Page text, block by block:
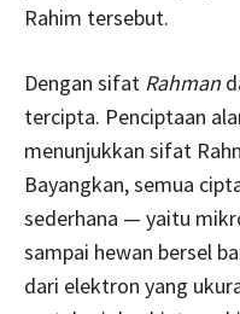
Rahim tersebut.
Dengan sifat Rahman
tercipta. Penciptaan
menunjukkan sifat
Bayangkan, semua
sederhana — yaitu
sampai hewan bersel
dari elektron yang